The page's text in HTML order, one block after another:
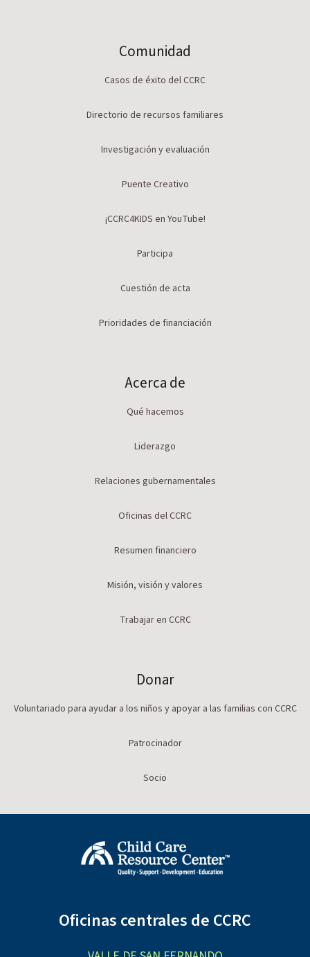
Comunidad
Casos de éxito del CCRC
Directorio de recursos familiares
Investigación y evaluación
Puente Creativo
¡CCRC4KIDS en YouTube!
Participa
Cuestión de acta
Prioridades de financiación
Acerca de
Qué hacemos
Liderazgo
Relaciones gubernamentales
Oficinas del CCRC
Resumen financiero
Misión, visión y valores
Trabajar en CCRC
Donar
Voluntariado para ayudar a los niños y apoyar a las familias con CCRC
Patrocinador
Socio
Oficinas centrales de CCRC